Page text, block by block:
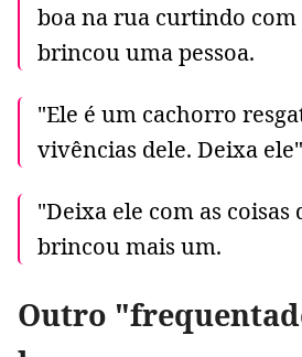
boa na rua curtindo com
brincou uma pessoa.
"Ele é um cachorro
vivências dele. Deixa
"Deixa ele com as coisas
brincou mais um.
Outro